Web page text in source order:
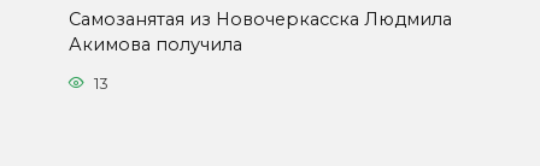
Самозанятая из Новочеркасска Людмила
Акимова получила
13